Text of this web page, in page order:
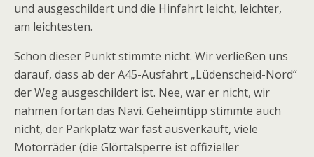
und ausgeschildert und die Hinfahrt leicht, leichter,
am leichtesten.
Schon dieser Punkt stimmte nicht. Wir verließen uns
darauf, dass ab der A45-Ausfahrt „Lüdenscheid-Nord“
der Weg ausgeschildert ist. Nee, war er nicht, wir
nahmen fortan das Navi. Geheimtipp stimmte auch
nicht, der Parkplatz war fast ausverkauft, viele
Motorräder (die Glörtalsperre ist offizieller